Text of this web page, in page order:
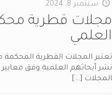
سبتمبر 8, 2024
مجلات قطرية
العلمي
تعتبر المجلات القطرية المحكمة
نشر أبحاثهم العلمية وفق
المجلات […]